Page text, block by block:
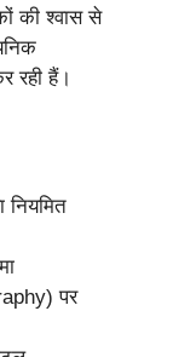
की श्वास से
रही हैं।
नियमित
पर